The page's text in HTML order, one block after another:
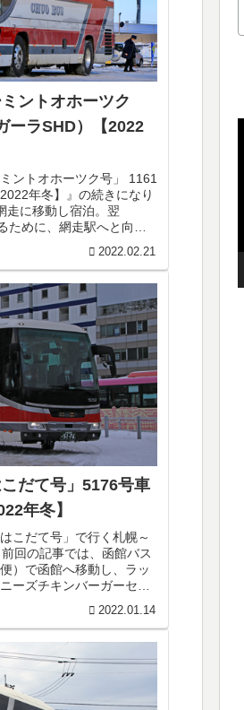
ントオホーツク
ーラSHD）【2022
ントオホーツク号」 1161
年冬】』の続きになり
走に移動し宿泊。翌
ために、網走駅へと向か
2022.02.21
だて号」5176号車
年冬】
こだて号」で行く札幌～
回の記事では、函館バス
）で函館へ移動し、ラッ
ーズチキンバーガーセッ
2022.01.14